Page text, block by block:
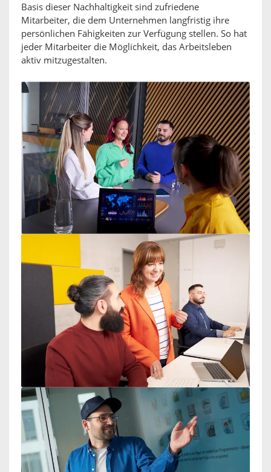
Basis dieser Nachhaltigkeit sind zufriedene
Mitarbeiter, die dem Unternehmen langfristig ihre
persönlichen Fähigkeiten zur Verfügung stellen. So hat
jeder Mitarbeiter die Möglichkeit, das Arbeitsleben
aktiv mitzugestalten.